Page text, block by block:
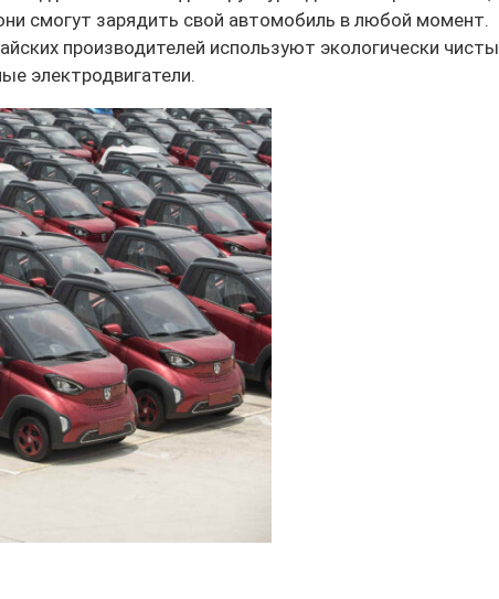
смогут зарядить свой автомобиль в любой момент.
производителей используют экологически
электродвигатели.